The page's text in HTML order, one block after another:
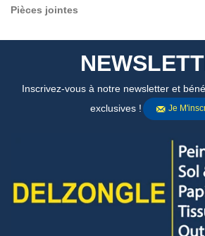
Pièces jointes
Inscrivez-vous à notre newsletter et
exclusives !
Je